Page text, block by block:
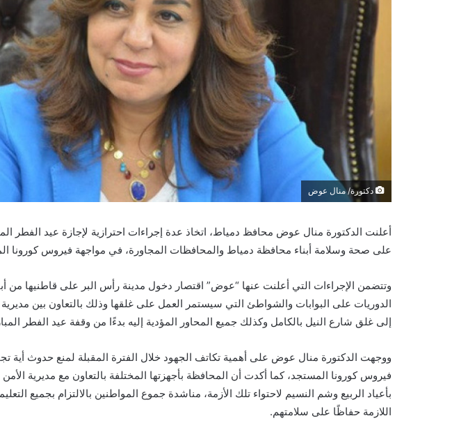
دكتورة/ منال عوض
أعلنت الدكتورة منال عوض محافظ دمياط، اتخاذ عدة إجراءات احترازية لإجازة عيد الفطر
على صحة وسلامة أبناء محافظة دمياط والمحافظات المجاورة، في مواجهة فيروس كورونا
وتتضمن الإجراءات التي أعلنت عنها “عوض” اقتصار دخول مدينة رأس البر على قاطنيها من
الدوريات على البوابات والشواطئ التي سيستمر العمل على غلقها وذلك بالتعاون بين مديرية
إلى غلق شارع النيل بالكامل وكذلك جميع المحاور المؤدية إليه بدءًا من وقفة عيد الفطر
ووجهت الدكتورة منال عوض على أهمية تكاتف الجهود خلال الفترة المقبلة لمنع حدوث أية
فيروس كورونا المستجد، كما أكدت أن المحافظة بأجهزتها المختلفة بالتعاون مع مديرية
بأعياد الربيع وشم النسيم لاحتواء تلك الأزمة، مناشدة جموع المواطنين بالالتزام بجميع
اللازمة حفاظًا على سلامتهم.